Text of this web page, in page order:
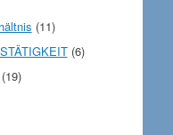
(11)
(6)